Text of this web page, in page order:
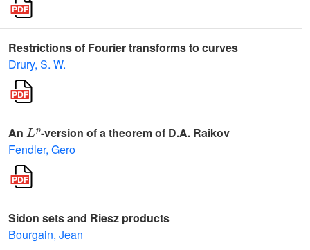
Restrictions of Fourier transforms to curves
Drury, S. W.
An
-version of a theorem of D.A. Raikov
Fendler, Gero
Sidon sets and Riesz products
Bourgain, Jean